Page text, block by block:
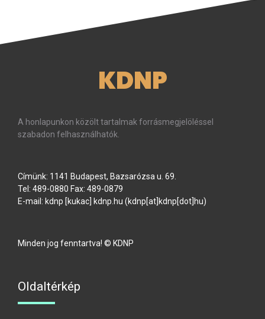
KDNP
A honlapunkon közölt tartalmak forrásmegjelöléssel
szabadon felhasználhatók.
Címünk: 1141 Budapest, Bazsarózsa u. 69.
Tel: 489-0880 Fax: 489-0879
E-mail: kdnp [kukac] kdnp hu (kdnp[at]kdnp[dot]hu)
Minden jog fenntartva! © KDNP
Oldaltérkép